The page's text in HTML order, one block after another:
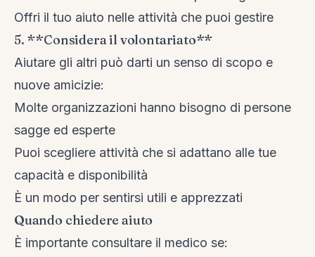
Offri il tuo aiuto nelle attività che puoi gestire
5. **Considera il volontariato**
Aiutare gli altri può darti un senso di scopo e
nuove amicizie:
Molte organizzazioni hanno bisogno di persone
sagge ed esperte
Puoi scegliere attività che si adattano alle tue
capacità e disponibilità
È un modo per sentirsi utili e apprezzati
Quando chiedere aiuto
È importante consultare il medico se: